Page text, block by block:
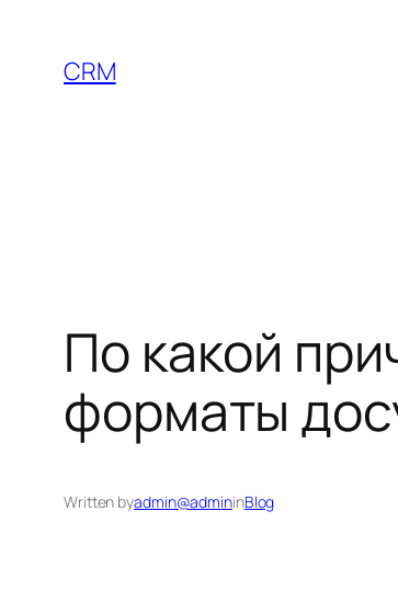
content
CRM
По какой
форматы
Written byadmin@admininBlog